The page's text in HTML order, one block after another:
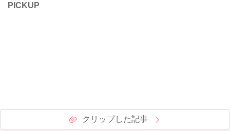
PICKUP
クリップした記事